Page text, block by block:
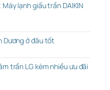
lạnh giấu trần DAIKIN
Dương ở đâu tốt
trần LG kèm nhiều ưu đãi